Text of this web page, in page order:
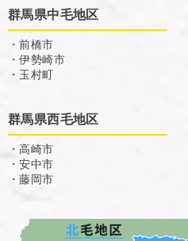
群馬県中毛地区
・前橋市
・伊勢崎市
・玉村町
群馬県西毛地区
・高崎市
・安中市
・藤岡市